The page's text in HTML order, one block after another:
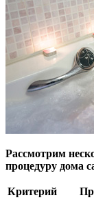
Рассмотрим
процедуру дома
Критерий